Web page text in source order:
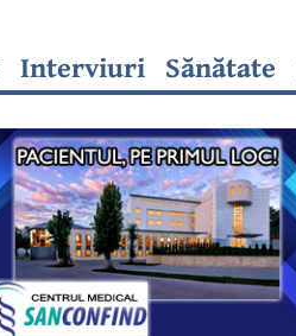
Interviuri Sănătate